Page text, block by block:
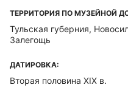
ТЕРРИТОРИЯ ПО МУЗЕЙНОЙ
Тульская губерния,
Залегощь
ДАТИРОВКА:
Вторая половина XIX в.